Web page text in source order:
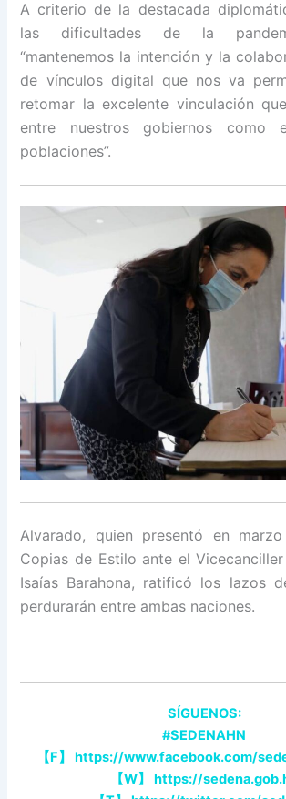
A criterio de la destacada
las dificultades de la
“mantenemos la intención y la
de vínculos digital que nos va
retomar la excelente vinculación
entre nuestros gobiernos como
poblaciones”.
Alvarado, quien presentó en
Copias de Estilo ante el
Isaías Barahona, ratificó los lazos
perdurarán entre ambas naciones.
SÍGUENOS:
#SEDENAHN
【F】
https://www.facebook.com/
【W】
https://